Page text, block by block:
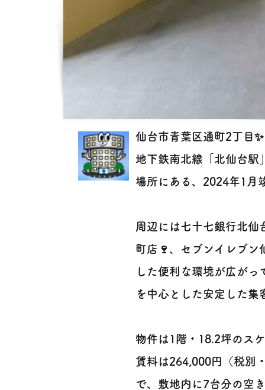
仙台市青葉区通町2丁目✨
地下鉄南北線「北仙台駅
場所にある、2024年1月
周辺には七十七銀行北仙
町店🍷、セブンイレブン
した便利な環境が広が
を中心とした安定した集
物件は1階・18.2坪のス
賃料は264,000円（税別
で、敷地内に7台分の空